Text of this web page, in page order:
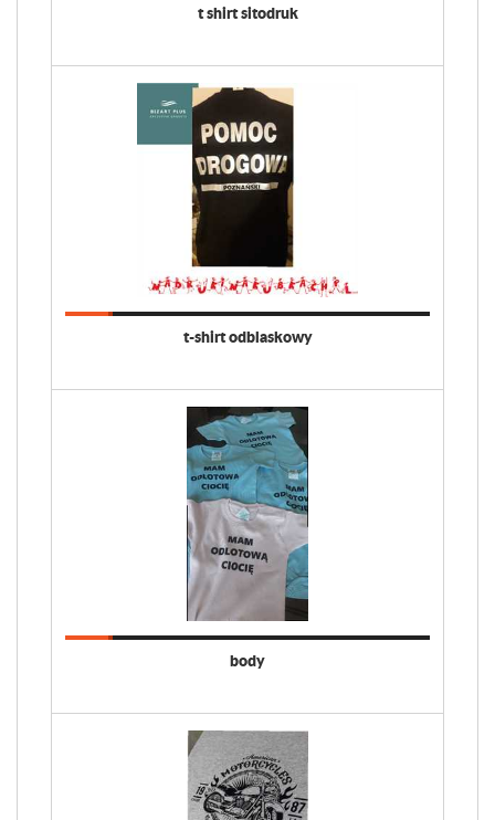
t shirt sitodruk
t-shirt odblaskowy
body